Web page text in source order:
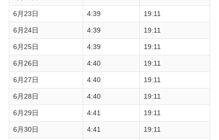
6月23日 4:39 19:11
6月24日 4:39 19:11
6月25日 4:39 19:11
6月26日 4:40 19:11
6月27日 4:40 19:11
6月28日 4:40 19:11
6月29日 4:41 19:11
6月30日 4:41 19:11